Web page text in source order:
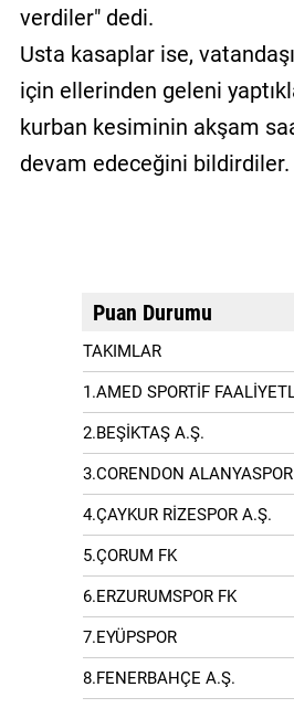
verdiler" dedi.
Usta kasaplar ise,
için ellerinden geleni
kurban kesiminin akşam
devam edeceğini bildirdiler.
Puan Durumu
TAKIMLAR
1.AMED SPORTİF
2.BEŞİKTAŞ A.Ş.
3.CORENDON ALANYASPOR
4.ÇAYKUR RİZESPOR A.Ş.
5.ÇORUM FK
6.ERZURUMSPOR FK
7.EYÜPSPOR
8.FENERBAHÇE A.Ş.